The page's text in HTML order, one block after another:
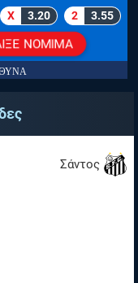
X 3.20 2 3.55
ΝΟΜΙΜΑ
Σάντος